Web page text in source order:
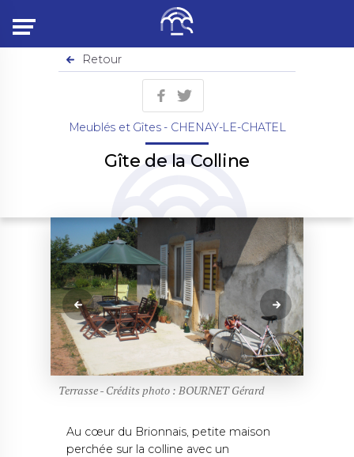
Retour
Meublés et Gîtes - CHENAY-LE-CHATEL
Gîte de la Colline
Terrasse - Crédits photo : BOURNET Gérard
Au cœur du Brionnais, petite maison
perchée sur la colline avec un